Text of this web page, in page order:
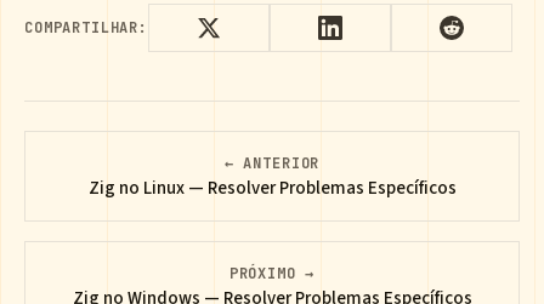
COMPARTILHAR:
← ANTERIOR
Zig no Linux — Resolver Problemas Específicos
PRÓXIMO →
Zig no Windows — Resolver Problemas Específicos